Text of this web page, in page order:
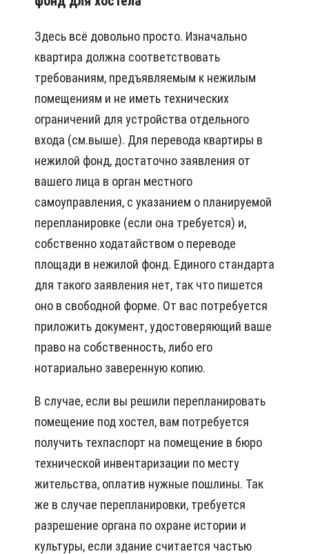
Здесь всё довольно просто. Изначально
квартира должна соответствовать
требованиям, предъявляемым к нежилым
помещениям и не иметь технических
ограничений для устройства отдельного
входа (см.выше). Для перевода квартиры в
нежилой фонд, достаточно заявления от
вашего лица в орган местного
самоуправления, с указанием о планируемой
перепланировке (если она требуется) и,
собственно ходатайством о переводе
площади в нежилой фонд. Единого стандарта
для такого заявления нет, так что пишется
оно в свободной форме. От вас потребуется
приложить документ, удостоверяющий ваше
право на собственность, либо его
нотариально заверенную копию.
В случае, если вы решили перепланировать
помещение под хостел, вам потребуется
получить техпаспорт на помещение в бюро
технической инвентаризации по месту
жительства, оплатив нужные пошлины. Так
же в случае перепланировки, требуется
разрешение органа по охране истории и
культуры, если здание считается частью